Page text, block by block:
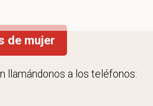
de mujer
llamándonos a los teléfonos: